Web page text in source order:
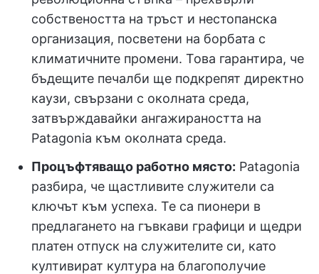
собствеността на тръст и нестопанска
организация, посветени на борбата с
климатичните промени. Това гарантира, че
бъдещите печалби ще подкрепят директно
каузи, свързани с околната среда,
затвърждавайки ангажираността на
Patagonia към околната среда.
Процъфтяващо работно място: Patagonia
разбира, че щастливите служители са
ключът към успеха. Те са пионери в
предлагането на гъвкави графици и щедри
платен отпуск на служителите си, като
култивират култура на благополучие